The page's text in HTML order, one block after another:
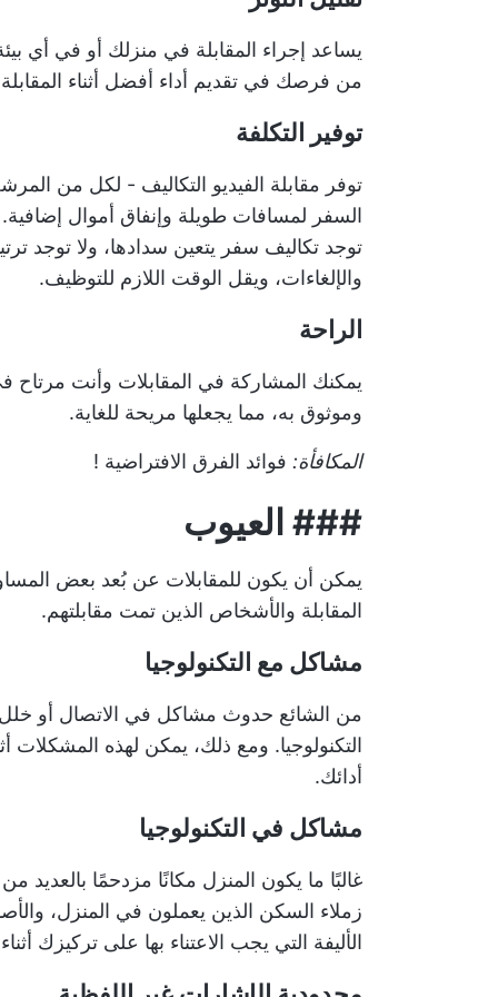
يساعد إجراء المقابلة في منزلك أو في أي
من فرصك في تقديم أداء أفضل أثناء
توفير التكلفة
توفر مقابلة الفيديو التكاليف - لكل من
السفر لمسافات طويلة وإنفاق أموال
توجد تكاليف سفر يتعين سدادها، ولا توجد
والإلغاءات، ويقل الوقت اللازم للتوظيف.
الراحة
يمكنك المشاركة في المقابلات وأنت مرتاح
وموثوق به، مما يجعلها مريحة للغاية.
المكافأة: فوائد الفرق الافتراضية !
### العيوب
يمكن أن يكون للمقابلات عن بُعد بعض
المقابلة والأشخاص الذين تمت مقابلتهم.
مشاكل مع التكنولوجيا
من الشائع حدوث مشاكل في الاتصال أو
التكنولوجيا. ومع ذلك، يمكن لهذه المشكلات
أدائك.
مشاكل في التكنولوجيا
غالبًا ما يكون المنزل مكانًا مزدحمًا
زملاء السكن الذين يعملون في المنزل،
الأليفة التي يجب الاعتناء بها على تركيزك